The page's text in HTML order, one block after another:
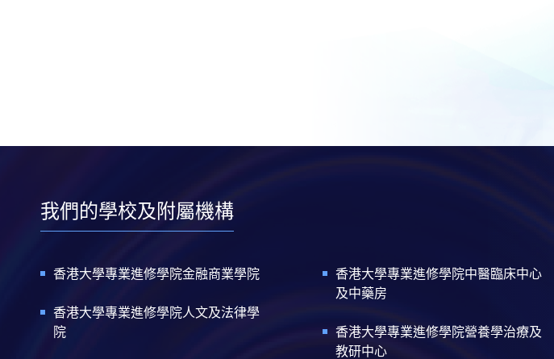
我們的學校及附屬機構
香港大學專業進修學院金融商業學院
香港大學專業進修學院人文及法律學
院
香港大學專業進修學院中醫臨床中心
及中藥房
香港大學專業進修學院營養學治療及
教研中心